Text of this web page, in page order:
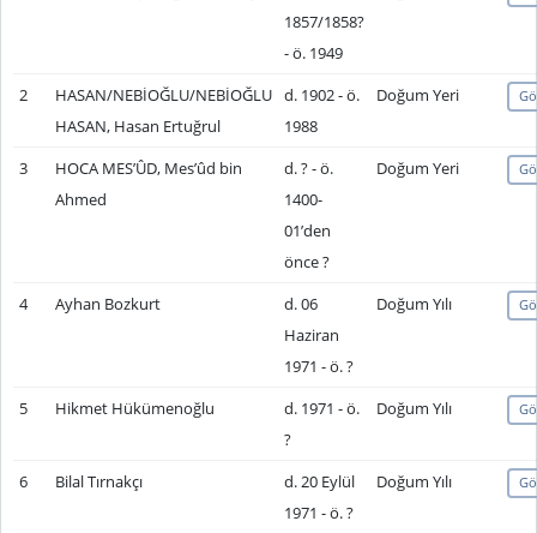
1857/1858?
- ö. 1949
2
HASAN/NEBİOĞLU/NEBİOĞLU
HASAN, Hasan Ertuğrul
d. 1902 - ö.
1988
Doğum Yeri
3
HOCA MES’ÛD, Mes’ûd bin
Ahmed
d. ? - ö.
1400-
01’den
önce ?
Doğum Yeri
4 Ayhan Bozkurt
d. 06
Haziran
1971 - ö. ?
Doğum Yılı
5 Hikmet Hükümenoğlu
d. 1971 - ö.
?
Doğum Yılı
6 Bilal Tırnakçı
d. 20 Eylül
1971 - ö. ?
Doğum Yılı